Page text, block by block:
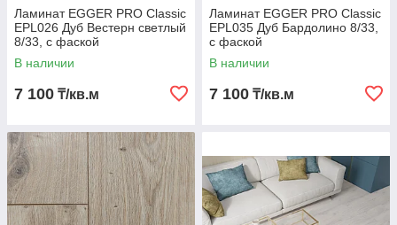
Ламинат EGGER PRO Classic
EPL026 Дуб Вестерн светлый
8/33, с фаской
В наличии
7 100 ₸/кв.м
Ламинат EGGER PRO Classic
EPL035 Дуб Бардолино 8/33,
с фаской
В наличии
7 100 ₸/кв.м